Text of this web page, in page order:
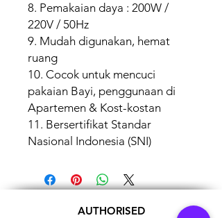
8. Pemakaian daya : 200W /
220V / 50Hz
9. Mudah digunakan, hemat
ruang
10. Cocok untuk mencuci
pakaian Bayi, penggunaan di
Apartemen & Kost-kostan
11. Bersertifikat Standar
Nasional Indonesia (SNI)
AUTHORISED